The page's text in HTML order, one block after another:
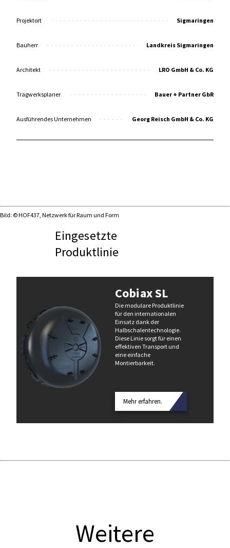
Projektort Sigmaringen
Bauherr Landkreis Sigmaringen
Architekt LRO GmbH & Co. KG
Tragwerksplaner Bauer + Partner GbR
Ausführendes Unternehmen Georg Reisch GmbH & Co. KG
Bild: © HOF437, Netzwerk für Raum und Form
Eingesetzte
Produktlinie
Cobiax SL
Die modulare Produktlinie
für den internationalen
Einsatz dank der
Halbschalentechnologie.
Diese Linie sorgt für einen
effektiven Transport und
eine einfache
Montierbarkeit.
Mehr erfahren.
Weitere